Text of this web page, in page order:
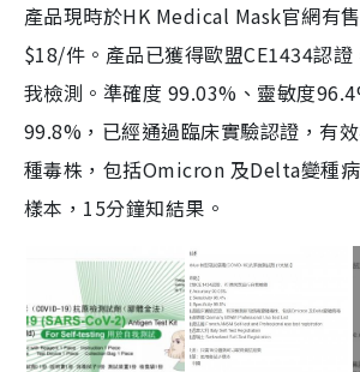
產品現時於HK Medical Mask官網有
$18/件。產品已獲得歐盟CE1434認證
我檢測。準確度 99.03%、靈敏度
99.8%，已經通過臨床實驗認證，有
種毒株，包括Omicron 及Delta變種
樣本，15分鐘知結果。